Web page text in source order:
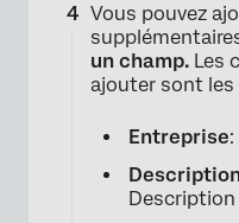
Vous pouvez
un champ. Les
ajouter sont les
Entreprise
Description